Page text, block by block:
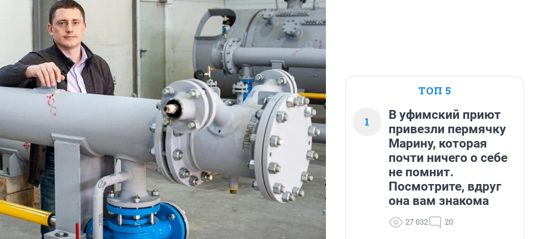
ТОП 5
1
В уфимский приют
привезли пермячку
Марину, которая
почти ничего о себе
не помнит.
Посмотрите, вдруг
она вам знакома
27 032 20